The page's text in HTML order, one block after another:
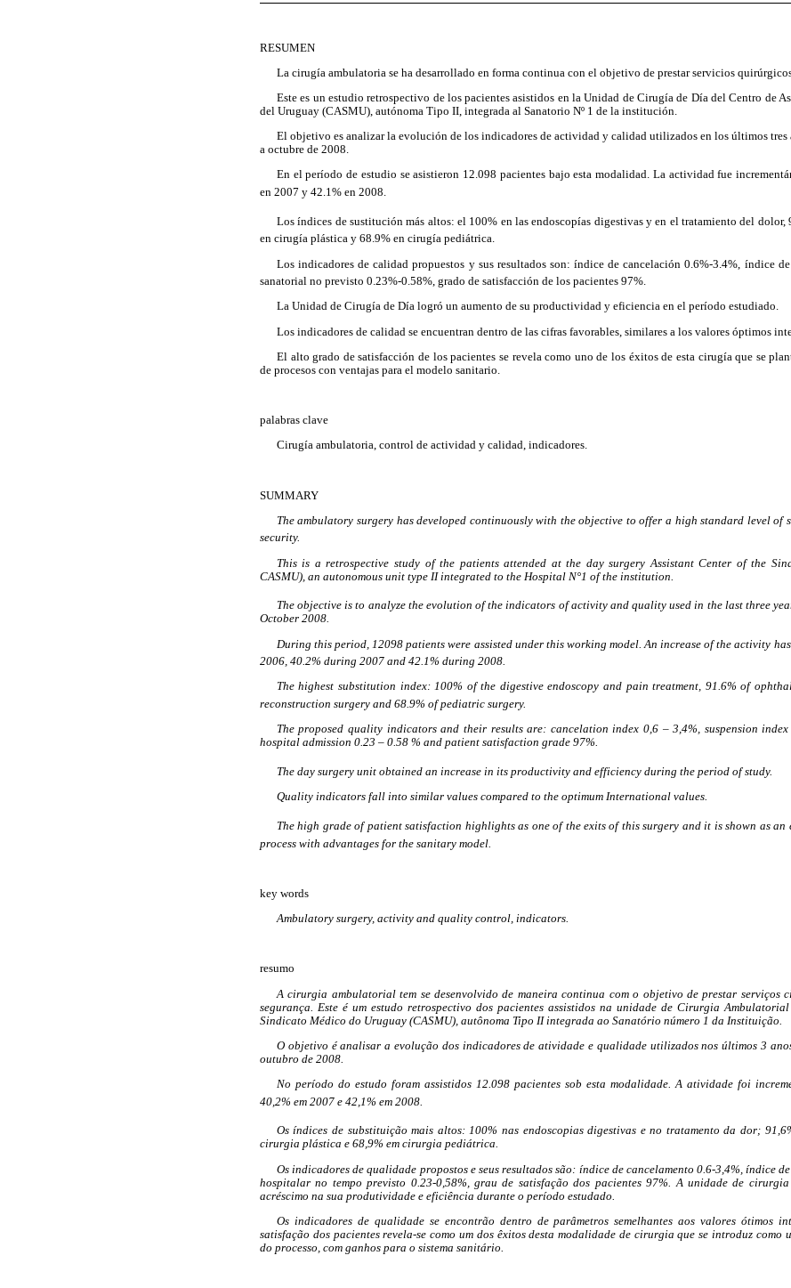
RESUMEN
La cirugía ambulatoria se ha desarrollado en forma continua con el objetivo de prestar servicios
Este es un estudio retrospectivo de los pacientes asistidos en la Unidad de Cirugía de Día del Centro de
del Uruguay (CASMU), autónoma Tipo II, integrada al Sanatorio Nº 1 de la institución.
El objetivo es analizar la evolución de los indicadores de actividad y calidad utilizados en los últimos tres
a octubre de 2008.
En el período de estudio se asistieron 12.098 pacientes bajo esta modalidad. La actividad fue
en 2007 y 42.1% en 2008.
Los índices de sustitución más altos: el 100% en las endoscopías digestivas y en el tratamiento del
en cirugía plástica y 68.9% en cirugía pediátrica.
Los indicadores de calidad propuestos y sus resultados son: índice de cancelación 0.6%-3.4%, índice de
sanatorial no previsto 0.23%-0.58%, grado de satisfacción de los pacientes 97%.
La Unidad de Cirugía de Día logró un aumento de su productividad y eficiencia en el período estudiado.
Los indicadores de calidad se encuentran dentro de las cifras favorables, similares a los valores óptimos
El alto grado de satisfacción de los pacientes se revela como uno de los éxitos de esta cirugía que se
de procesos con ventajas para el modelo sanitario.
palabras clave
Cirugía ambulatoria, control de actividad y calidad, indicadores.
SUMMARY
The ambulatory surgery has developed continuously with the objective to offer a high standard level of
security.
This is a retrospective study of the patients attended at the day surgery Assistant Center of the
CASMU), an autonomous unit type II integrated to the Hospital N°1 of the institution.
The objective is to analyze the evolution of the indicators of activity and quality used in the last three
October 2008.
During this period, 12098 patients were assisted under this working model. An increase of the activity
2006, 40.2% during 2007 and 42.1% during 2008.
The highest substitution index: 100% of the digestive endoscopy and pain treatment, 91.6% of
reconstruction surgery and 68.9% of pediatric surgery.
The proposed quality indicators and their results are: cancelation index 0,6 – 3,4%, suspension
hospital admission 0.23 – 0.58 % and patient satisfaction grade 97%.
The day surgery unit obtained an increase in its productivity and efficiency during the period of study.
Quality indicators fall into similar values compared to the optimum International values.
The high grade of patient satisfaction highlights as one of the exits of this surgery and it is shown as an
process with advantages for the sanitary model.
key words
Ambulatory surgery, activity and quality control, indicators.
resumo
A cirurgia ambulatorial tem se desenvolvido de maneira continua com o objetivo de prestar serviços
segurança. Este é um estudo retrospectivo dos pacientes assistidos na unidade de Cirurgia
Sindicato Médico do Uruguay (CASMU), autônoma Tipo II integrada ao Sanatório número 1 da Instituição.
O objetivo é analisar a evolução dos indicadores de atividade e qualidade utilizados nos últimos 3
outubro de 2008.
No período do estudo foram assistidos 12.098 pacientes sob esta modalidade. A atividade foi
40,2% em 2007 e 42,1% em 2008.
Os índices de substituição mais altos: 100% nas endoscopias digestivas e no tratamento da dor;
cirurgia plástica e 68,9% em cirurgia pediátrica.
Os indicadores de qualidade propostos e seus resultados são: índice de cancelamento 0.6-3,4%, índice
hospitalar no tempo previsto 0.23-0,58%, grau de satisfação dos pacientes 97%. A unidade de
acréscimo na sua produtividade e eficiência durante o período estudado.
Os indicadores de qualidade se encontrão dentro de parâmetros semelhantes aos valores ótimos
satisfação dos pacientes revela-se como um dos êxitos desta modalidade de cirurgia que se introduz como
do processo, com ganhos para o sistema sanitário.